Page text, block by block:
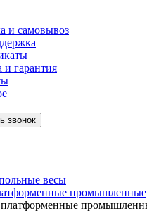
и самовывоз
и гарантия
звонок
весы
промышленные